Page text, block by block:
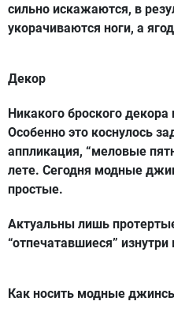
сильно искажаются, в
укорачиваются ноги, а
Декор
Никакого броского
Особенно это коснулось
аппликация, “меловые
лете. Сегодня модные
простые.
Актуальны лишь
“отпечатавшиеся”
Как носить модные